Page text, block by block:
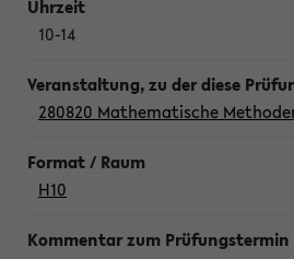
10-14
280820 Mathematische
H10